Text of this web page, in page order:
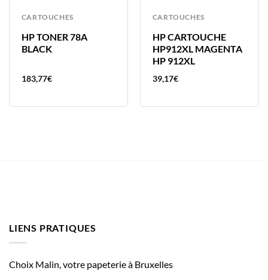
CARTOUCHES
HP TONER 78A
BLACK
183,77€
CARTOUCHES
HP CARTOUCHE
HP912XL MAGENTA
HP 912XL
39,17€
LIENS PRATIQUES
Choix Malin, votre papeterie à Bruxelles